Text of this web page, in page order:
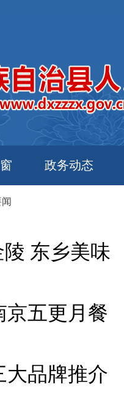
政务动态
东乡美味
五更月餐
大品牌推介